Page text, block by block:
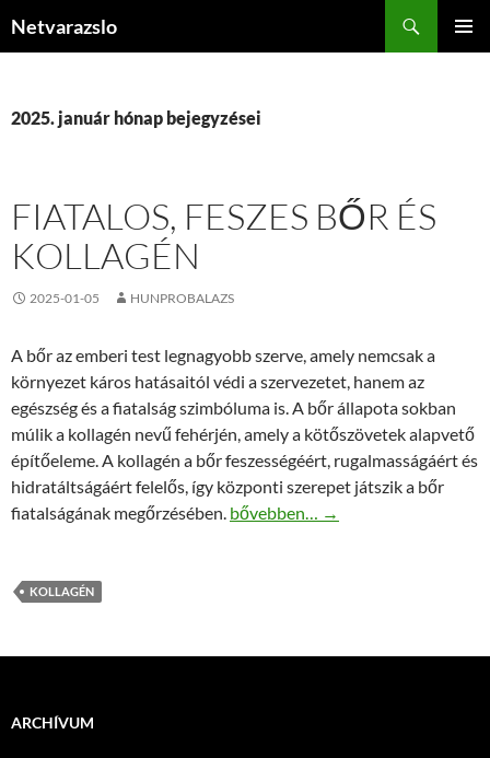
Netvarazslo
2025. január hónap bejegyzései
FIATALOS, FESZES BŐR ÉS
KOLLAGÉN
2025-01-05 HUNPROBALAZS
A bőr az emberi test legnagyobb szerve, amely nemcsak a
környezet káros hatásaitól védi a szervezetet, hanem az
egészség és a fiatalság szimbóluma is. A bőr állapota sokban
múlik a kollagén nevű fehérjén, amely a kötőszövetek alapvető
építőeleme. A kollagén a bőr feszességéért, rugalmasságáért és
hidratáltságáért felelős, így központi szerepet játszik a bőr
fiatalságának megőrzésében. Fiatalos, feszes bőr és kollagén
bővebben… →
KOLLAGÉN
ARCHÍVUM